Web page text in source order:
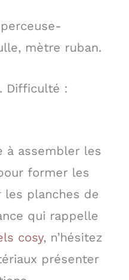
mètre ruban.
Difficulté :
à assembler les
former les
les planches de
qui rappelle
cosy, n’hésitez
présenter